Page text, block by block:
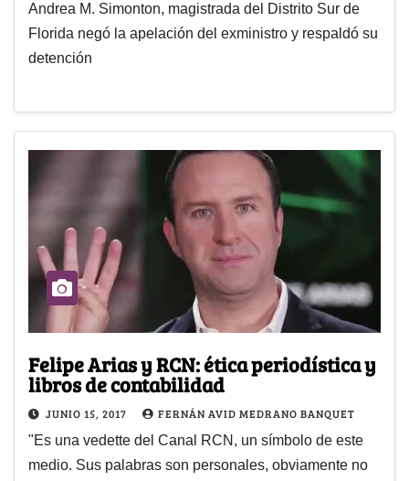
Andrea M. Simonton, magistrada del Distrito Sur de
Florida negó la apelación del exministro y respaldó su
detención
Felipe Arias y RCN: ética periodística y
libros de contabilidad
JUNIO 15, 2017 FERNÁN AVID MEDRANO BANQUET
"Es una vedette del Canal RCN, un símbolo de este
medio. Sus palabras son personales, obviamente no